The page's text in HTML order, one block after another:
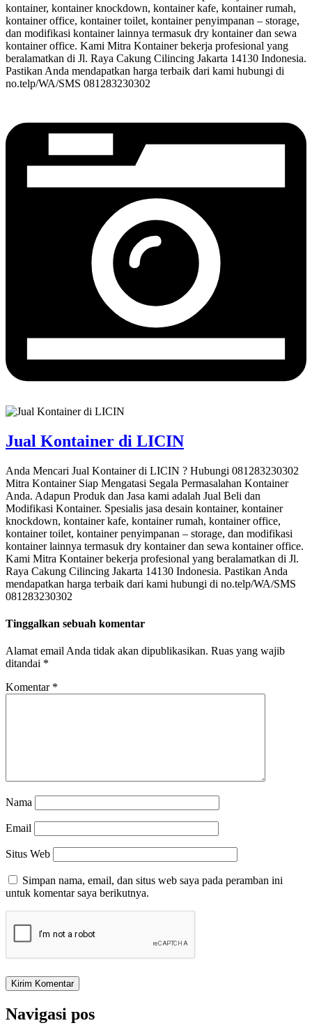
kontainer, kontainer knockdown, kontainer kafe, kontainer rumah,
kontainer office, kontainer toilet, kontainer penyimpanan – storage,
dan modifikasi kontainer lainnya termasuk dry kontainer dan sewa
kontainer office. Kami Mitra Kontainer bekerja profesional yang
beralamatkan di Jl. Raya Cakung Cilincing Jakarta 14130 Indonesia.
Pastikan Anda mendapatkan harga terbaik dari kami hubungi di
no.telp/WA/SMS 081283230302
Jual Kontainer di LICIN
Anda Mencari Jual Kontainer di LICIN ? Hubungi 081283230302
Mitra Kontainer Siap Mengatasi Segala Permasalahan Kontainer
Anda. Adapun Produk dan Jasa kami adalah Jual Beli dan
Modifikasi Kontainer. Spesialis jasa desain kontainer, kontainer
knockdown, kontainer kafe, kontainer rumah, kontainer office,
kontainer toilet, kontainer penyimpanan – storage, dan modifikasi
kontainer lainnya termasuk dry kontainer dan sewa kontainer office.
Kami Mitra Kontainer bekerja profesional yang beralamatkan di Jl.
Raya Cakung Cilincing Jakarta 14130 Indonesia. Pastikan Anda
mendapatkan harga terbaik dari kami hubungi di no.telp/WA/SMS
081283230302
Tinggalkan sebuah komentar
Alamat email Anda tidak akan dipublikasikan. Ruas yang wajib
ditandai *
Komentar *
Nama
Email
Situs Web
Simpan nama, email, dan situs web saya pada peramban ini
untuk komentar saya berikutnya.
Navigasi pos